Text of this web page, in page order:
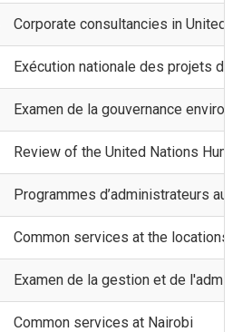
Corporate consultancies in United
Exécution nationale des projets de
Examen de la gouvernance
Review of the United Nations
Programmes d’administrateurs
Common services at the locations
Examen de la gestion et de
Common services at Nairobi